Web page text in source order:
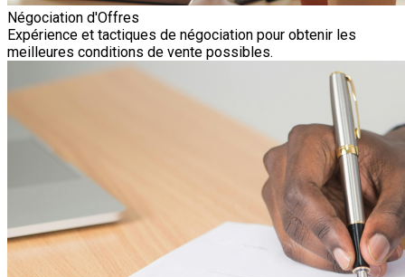
Négociation d'Offres
Expérience et tactiques de négociation pour obtenir les
meilleures conditions de vente possibles.